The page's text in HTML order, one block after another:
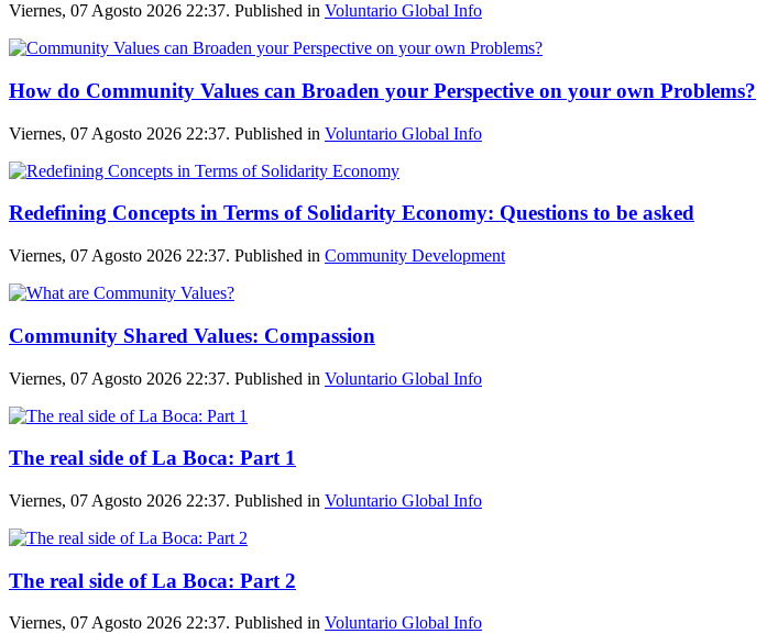
Viernes, 07 Agosto 2026 22:37. Published in Voluntario Global Info
How do Community Values can Broaden your Perspective on your own Problems?
Viernes, 07 Agosto 2026 22:37. Published in Voluntario Global Info
Redefining Concepts in Terms of Solidarity Economy: Questions to be asked
Viernes, 07 Agosto 2026 22:37. Published in Community Development
Community Shared Values: Compassion
Viernes, 07 Agosto 2026 22:37. Published in Voluntario Global Info
The real side of La Boca: Part 1
Viernes, 07 Agosto 2026 22:37. Published in Voluntario Global Info
The real side of La Boca: Part 2
Viernes, 07 Agosto 2026 22:37. Published in Voluntario Global Info